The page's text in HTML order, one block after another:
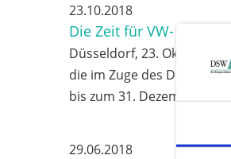
23.10.2018
Die Zeit für VW- und
Düsseldorf, 23. Oktober
die im Zuge des
bis zum 31. Dezember
29.06.2018